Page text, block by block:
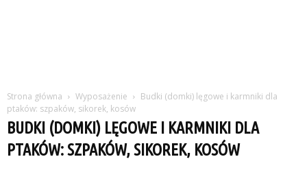
Strona główna Wyposażenie
Budki (domki) lęgowe i karmniki dla
ptaków: szpaków, sikorek, kosów
BUDKI (DOMKI) LĘGOWE I KARMNIKI DLA
PTAKÓW: SZPAKÓW, SIKOREK, KOSÓW